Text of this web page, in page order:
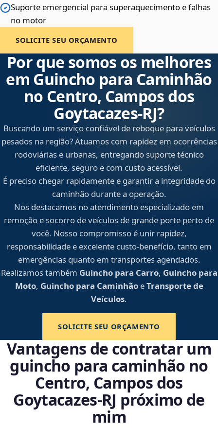
Suporte emergencial para superaquecimento e falhas
no motor
SOLICITE SEU ORÇAMENTO
Por que somos os melhores
em Guincho para Caminhão
no Centro, Campos dos
Goytacazes‑RJ?
Buscando um serviço confiável de reboque para veículos
pesados na região? Atuamos com rapidez em ocorrências
rodoviárias e urbanas, entregando suporte técnico
eficiente, seguro e com custo acessível.
É preciso chegar rapidamente e garantir a integridade do
caminhão durante a operação.
Nos destacamos no atendimento especializado em
remoção e socorro de veículos de grande porte perto de
você. Nosso compromisso é unir rapidez,
responsabilidade e excelente custo-benefício, tanto em
emergências quanto em transportes agendados.
Realizamos também Guincho para Carro, Guincho para
Moto, Guincho para CaminhãoeTransporte de
Veículos.
SOLICITE SEU ORÇAMENTO
Vantagens de contratar um
guincho para caminhão no
Centro, Campos dos
Goytacazes‑RJ próximo de
mim